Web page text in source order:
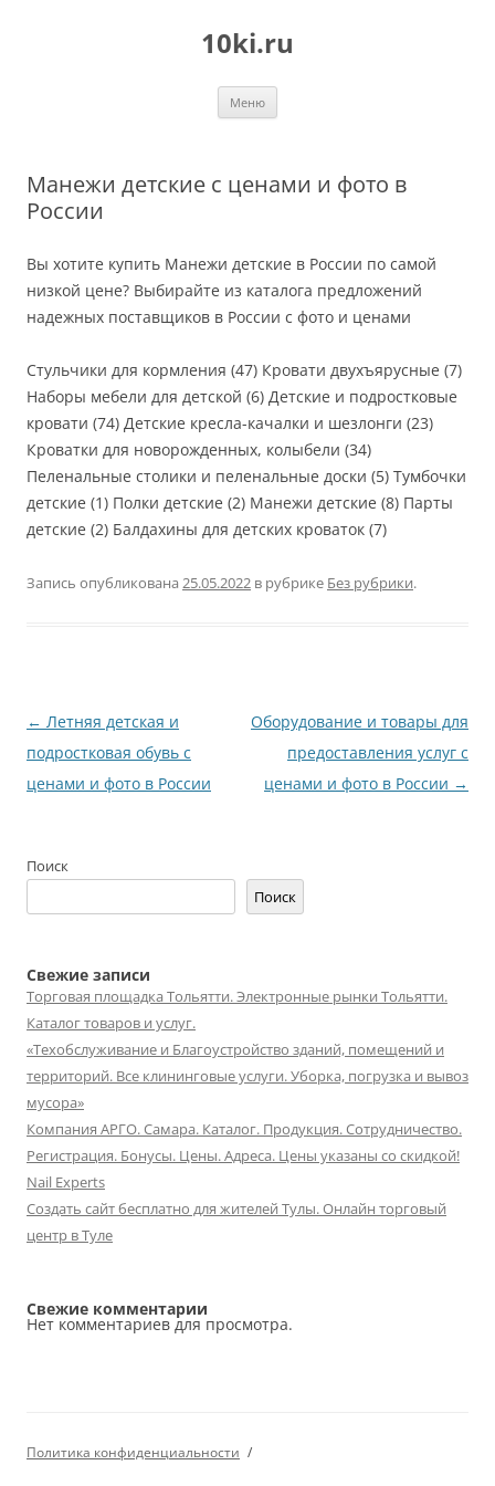
10ki.ru
Меню
Манежи детские с ценами и фото в
России
Вы хотите купить Манежи детские в России по самой
низкой цене? Выбирайте из каталога предложений
надежных поставщиков в России с фото и ценами
Стульчики для кормления (47) Кровати двухъярусные (7)
Наборы мебели для детской (6) Детские и подростковые
кровати (74) Детские кресла-качалки и шезлонги (23)
Кроватки для новорожденных, колыбели (34)
Пеленальные столики и пеленальные доски (5) Тумбочки
детские (1) Полки детские (2) Манежи детские (8) Парты
детские (2) Балдахины для детских кроваток (7)
Запись опубликована 25.05.2022 в рубрике Без рубрики.
Навигация
по
записям
← Летняя детская и
подростковая обувь с
ценами и фото в России
Оборудование и товары для
предоставления услуг с
ценами и фото в России →
Поиск
Поиск
Свежие записи
Торговая площадка Тольятти. Электронные рынки Тольятти.
Каталог товаров и услуг.
«Техобслуживание и Благоустройство зданий, помещений и
территорий. Все клининговые услуги. Уборка, погрузка и вывоз
мусора»
Компания АРГО. Самара. Каталог. Продукция. Сотрудничество.
Регистрация. Бонусы. Цены. Адреса. Цены указаны со скидкой!
Nail Experts
Создать сайт бесплатно для жителей Тулы. Онлайн торговый
центр в Туле
Свежие комментарии
Нет комментариев для просмотра.
Политика конфиденциальности